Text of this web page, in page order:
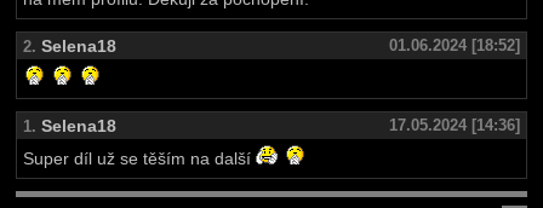
2. Selena18 01.06.2024 [18:52]
1. Selena18
17.05.2024 [14:36]
Super díl už se těším na další